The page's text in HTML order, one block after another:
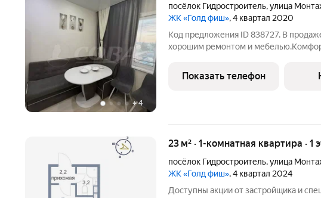
+4
посёлок Гидростроитель,улица
ЖК «Голд фиш», 4 квартал 2020
Код предложения ID 838727. В
хорошим ремонтом и
подъезд и придомовая территория.
детский
Показать телефон
23 м² · 1-комнатная квартира · 1
посёлок Гидростроитель,улица
ЖК «Голд фиш», 4 квартал 2024
Доступны акции от застройщика и